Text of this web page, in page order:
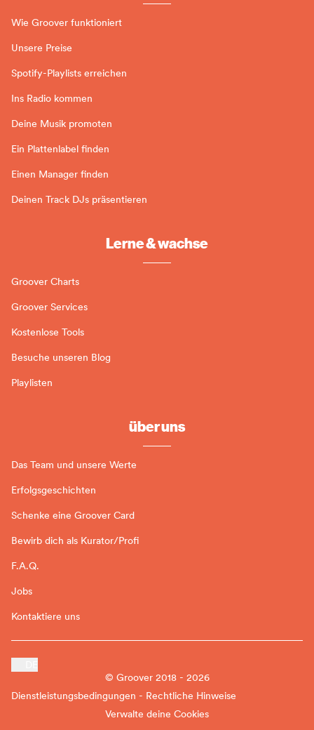
Wie Groover funktioniert
Unsere Preise
Spotify-Playlists erreichen
Ins Radio kommen
Deine Musik promoten
Ein Plattenlabel finden
Einen Manager finden
Deinen Track DJs präsentieren
Lerne & wachse
Groover Charts
Groover Services
Kostenlose Tools
Besuche unseren Blog
Playlisten
über uns
Das Team und unsere Werte
Erfolgsgeschichten
Schenke eine Groover Card
Bewirb dich als Kurator/Profi
F.A.Q.
Jobs
Kontaktiere uns
© Groover 2018 - 2026
Dienstleistungsbedingungen - Rechtliche Hinweise
Verwalte deine Cookies